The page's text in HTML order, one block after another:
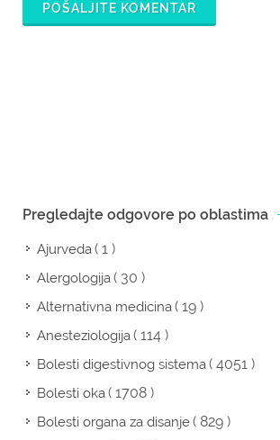
POŠALJITE KOMENTAR
Pregledajte odgovore po oblastima
Ajurveda( 1 )
Alergologija( 30 )
Alternativna medicina( 19 )
Anesteziologija( 114 )
Bolesti digestivnog sistema( 4051 )
Bolesti oka( 1708 )
Bolesti organa za disanje( 829 )